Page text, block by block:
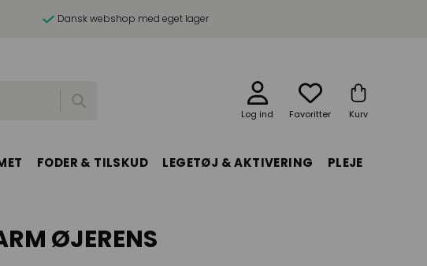
Dansk webshop med eget lager
Log ind Favoritter Kurv
FODER & TILSKUD LEGETØJ & AKTIVERING
PLEJE
ØJERENS